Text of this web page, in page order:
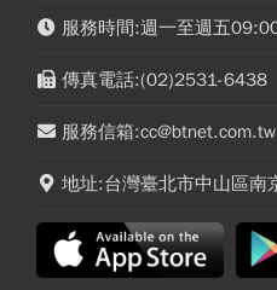
服務時間:週一至週五
傳真電話:(02)2531-6438
服務信箱:cc@btnet.com.tw
地址:台灣臺北市中山區